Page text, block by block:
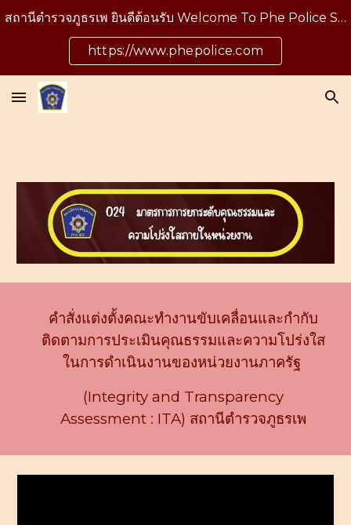
Skip to main content
สถานีตำรวจภูธรเพ ยินดีต้อนรับ Welcome To Phe Police Station
https://www.phepolice.com
คำสั่งแต่งตั้งคณะทำงานขับเคลื่อนและกำกับ
ติดตามการประเมินคุณธรรมและความโปร่งใส
ในการดำเนินงานของหน่วยงานภาครัฐ
(Integrity and Transparency
Assessment : ITA) สถานีตำรวจภูธรเพ